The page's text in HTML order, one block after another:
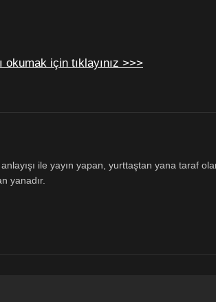
okumak için tıklayınız >>>
ile yayın yapan, yurttaştan yana taraf
yanadır.